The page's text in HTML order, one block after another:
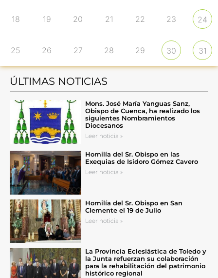
18 19 20 21 22 23 24
25 26 27 28 29 30 31
ÚLTIMAS NOTICIAS
Mons. José María Yanguas Sanz,
Obispo de Cuenca, ha realizado los
siguientes Nombramientos
Diocesanos
Leer noticia »
Homilía del Sr. Obispo en las
Exequias de Isidoro Gómez Cavero
Leer noticia »
Homilía del Sr. Obispo en San
Clemente el 19 de Julio
Leer noticia »
La Provincia Eclesiástica de Toledo y
la Junta refuerzan su colaboración
para la rehabilitación del patrimonio
histórico regional